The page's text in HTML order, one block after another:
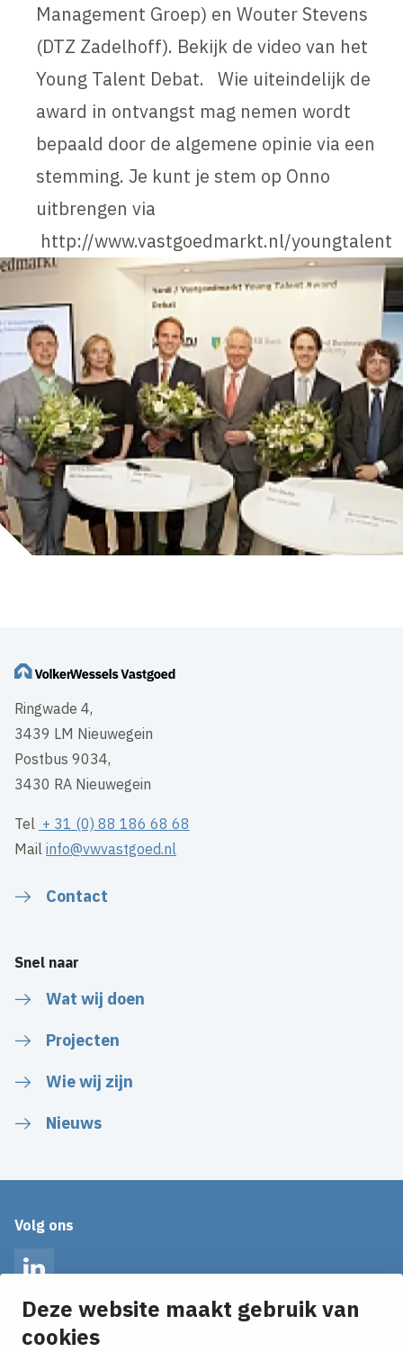
Deze website maakt gebruik van
cookies
Management Groep) en Wouter Stevens
(DTZ Zadelhoff). Bekijk de video van het
Young Talent Debat. Wie uiteindelijk de
award in ontvangst mag nemen wordt
bepaald door de algemene opinie via een
stemming. Je kunt je stem op Onno
uitbrengen via
http://www.vastgoedmarkt.nl/youngtalent
Ringwade 4,
3439 LM Nieuwegein
Postbus 9034,
3430 RA Nieuwegein
Tel + 31 (0) 88 186 68 68
Mailinfo@vwvastgoed.nl
Contact
Snel naar
Wat wij doen
Projecten
Wie wij zijn
Nieuws
Volg ons
Op de hoogte blijven van het laatste nieuws?